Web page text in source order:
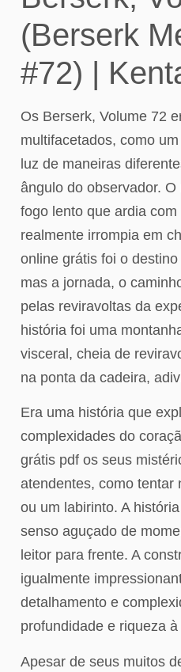
(Berserk
#72) |
Os Berserk, Volume 72
multifacetados, como
luz de maneiras
ângulo do observador.
fogo lento que ardia
realmente irrompia em
online grátis foi o
mas a jornada, o
pelas reviravoltas da
história foi uma
visceral, cheia de
na ponta da cadeira,
Era uma história que
complexidades do
grátis pdf os seus
atendentes, como tentar
ou um labirinto. A
senso aguçado de
leitor para frente. A
igualmente
detalhamento e
profundidade e riqueza
Apesar de seus muitos